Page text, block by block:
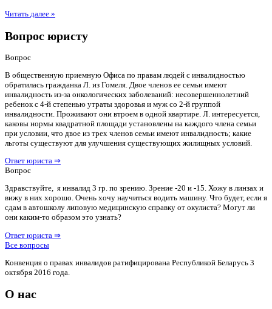
Читать далее »
Вопрос юристу
Вопрос
В общественную приемную Офиса по правам людей с инвалидностью
обратилась гражданка Л. из Гомеля. Двое членов ее семьи имеют
инвалидность из-за онкологических заболеваний: несовершеннолетний
ребенок с 4-й степенью утраты здоровья и муж со 2-й группой
инвалидности. Проживают они втроем в одной квартире. Л. интересуется,
каковы нормы квадратной площади установлены на каждого члена семьи
при условии, что двое из трех членов семьи имеют инвалидность; какие
льготы существуют для улучшения существующих жилищных условий.
Ответ юриста ⇒
Вопрос
Здравствуйте, я инвалид 3 гр. по зрению. Зрение -20 и -15. Хожу в линзах и
вижу в них хорошо. Очень хочу научиться водить машину. Что будет, если я
сдам в автошколу липовую медицинскую справку от окулиста? Могут ли
они каким-то образом это узнать?
Ответ юриста ⇒
Все вопросы
Конвенция о правах инвалидов ратифицирована Республикой Беларусь 3
октября 2016 года.
О нас